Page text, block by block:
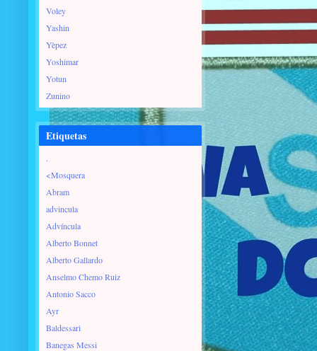
Voley
Yashin
Yèpez
Yoshimar
Yotun
Zunino
Etiquetas
.
<Mosquera
Abram
advincula
Advíncula
Alberto Bonnet
Alberto Gallardo
Anselmo Chemo Ruiz
Antonio Sacco
Ayr
Baldessari
Banegas Messi